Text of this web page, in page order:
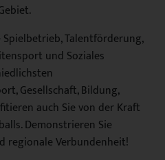
Talentförderung,
und Soziales
Gesellschaft, Bildung,
auch Sie von der Kraft
Demonstrieren Sie
regionale Verbundenheit!